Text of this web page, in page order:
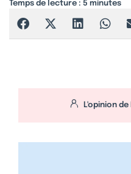
Temps de lecture : 5 minutes
L'opinion de